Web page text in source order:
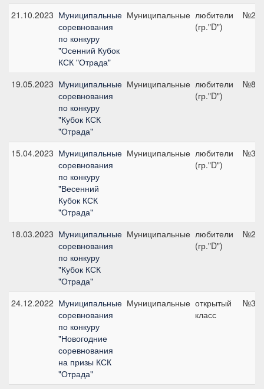
21.10.2023 Муниципальные
соревнования
по конкуру
"Осенний Кубок
КСК "Отрада"
Муниципальные любители
(гр."D")
№2,
19.05.2023 Муниципальные
соревнования
по конкуру
"Кубок КСК
"Отрада"
Муниципальные любители
(гр."D")
№8,
15.04.2023 Муниципальные
соревнования
по конкуру
"Весенний
Кубок КСК
"Отрада"
Муниципальные любители
(гр."D")
№3,
18.03.2023 Муниципальные
соревнования
по конкуру
"Кубок КСК
"Отрада"
Муниципальные любители
(гр."D")
№2,
24.12.2022 Муниципальные
соревнования
по конкуру
"Новогодние
соревнования
на призы КСК
"Отрада"
Муниципальные открытый
класс
№3,